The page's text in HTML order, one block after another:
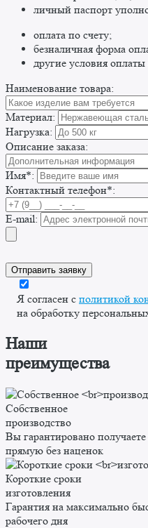
личный паспорт
оплата по счету;
безналичная форма
другие условия оплаты
Наименование товара:
Материал:
Нагрузка:
Описание заказа:
Имя*:
Контактный телефон*:
E-mail:
Я согласен с политикой
на обработку
Наши
преимущества
Собственное
производство
Вы гарантировано
прямую без наценок
Короткие сроки
изготовления
Гарантия на максимально
рабочего дня